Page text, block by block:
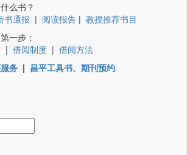
么书？
书通报 | 阅读报告 | 教授推荐书目
一步：
| 借阅制度 | 借阅方法
务 | 昌平工具书、期刊预约